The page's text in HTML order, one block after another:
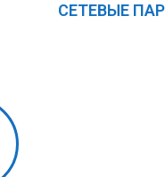
СЕТЕВЫЕ